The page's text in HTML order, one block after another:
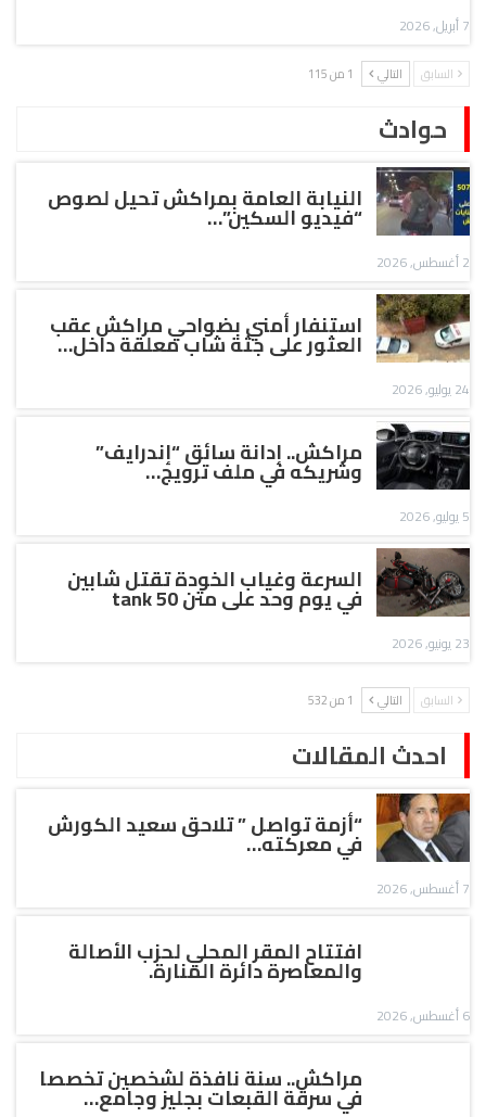
7 أبريل, 2026
السابق التالي 1 من 115
حوادث
النيابة العامة بمراكش تحيل لصوص
“فيديو السكين”…
2 أغسطس, 2026
استنفار أمني بضواحي مراكش عقب
العثور على جثة شاب معلقة داخل…
24 يوليو, 2026
مراكش.. إدانة سائق “إندرايف”
وشريكه في ملف ترويج…
5 يوليو, 2026
السرعة وغياب الخودة تقتل شابين
في يوم وحد على متن tank 50
23 يونيو, 2026
السابق التالي 1 من 532
احدث المقالات
“أزمة تواصل ” تلاحق سعيد الكورش
في معركته…
7 أغسطس, 2026
افتتاح المقر المحلي لحزب الأصالة
والمعاصرة دائرة المنارة.
6 أغسطس, 2026
مراكش.. سنة نافذة لشخصين تخصصا
في سرقة القبعات بجليز وجامع…